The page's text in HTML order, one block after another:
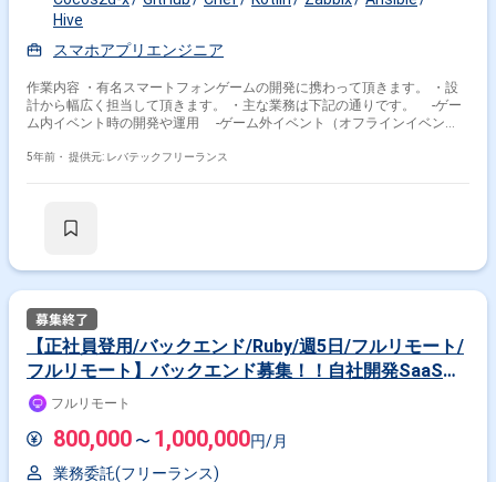
Hive
スマホアプリエンジニア
作業内容 ・有名スマートフォンゲームの開発に携わって頂きます。 ・設
計から幅広く担当して頂きます。 ・主な業務は下記の通りです。 -ゲー
ム内イベント時の開発や運用 -ゲーム外イベント（オフラインイベン
とのMTG -開発効率を上げるツールや環境の設計や構築および運用 -ビ
5年前・ 提供元: レバテックフリーランス
【正社員登用/バックエンド/Ruby/週5日/フルリモート/
フルリモート】バックエンド募集！！自社開発SaaSの
カスタマイズや機能追加、リニューアルをお任せ
(jd01812)
フルリモート
800,000 〜 1,000,000円/月
業務委託(フリーランス)